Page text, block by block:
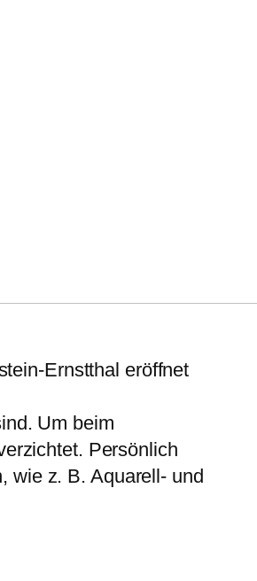
Ernstthal eröffnet
Um beim
Persönlich
wie z. B. Aquarell- und